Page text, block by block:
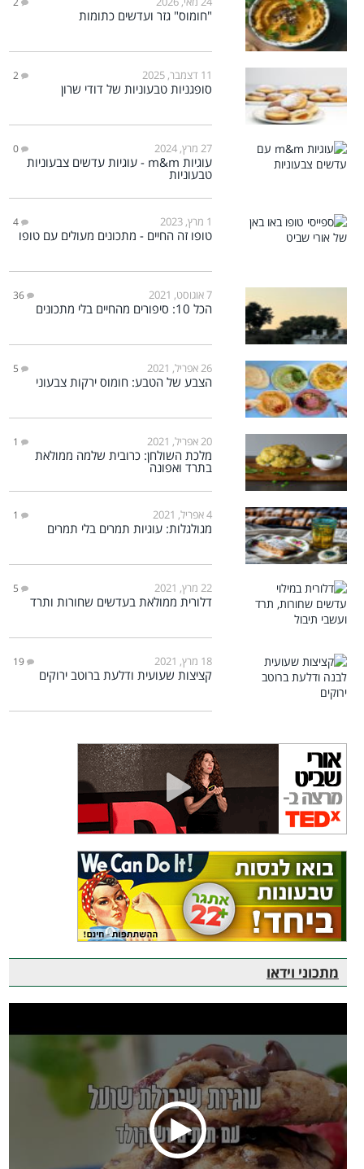
"חומוס" גזר ועדשים כתומות
11 דצמבר, 2025 2
סופגניות טבעוניות של דודי שרון
27 מרץ, 2024 0
עוגיות m&m - עוגיות עדשים צבעוניות
טבעוניות
1 מרץ, 2023 4
טופו זה החיים - מתכונים מעולים עם טופו
7 אוגוסט, 2021 36
הכל 10: סיפורים מהחיים בלי מתכונים
26 אפריל, 2021 5
הצבע של הטבע: חומוס ירקות צבעוני
20 אפריל, 2021 1
מלכת השולחן: כרובית שלמה ממולאת
בתרד ואפונה
4 אפריל, 2021 1
מגולגלות: עוגיות תמרים בלי תמרים
22 מרץ, 2021 5
דלורית ממולאת בעדשים שחורות ותרד
18 מרץ, 2021 19
קציצות שעועית ודלעת ברוטב ירוקים
מתכוני וידאו